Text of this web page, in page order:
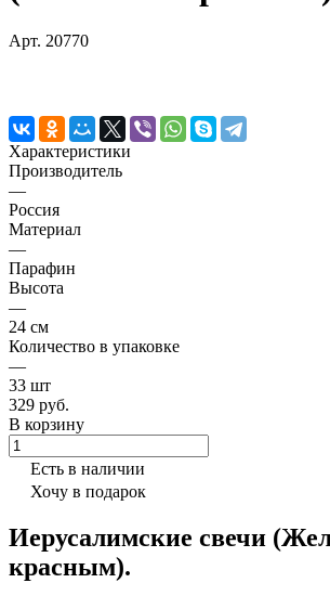
Арт. 20770
Характеристики
Производитель
—
Россия
Материал
—
Парафин
Высота
—
24 см
Количество в упаковке
—
33 шт
329 руб.
В корзину
Есть в наличии
Хочу в подарок
Иерусалимские свечи
красным).